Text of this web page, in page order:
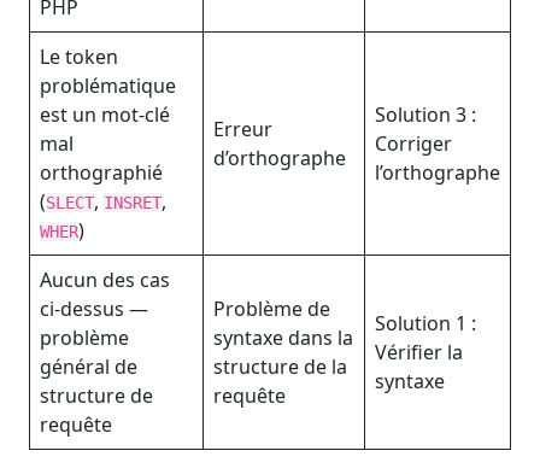
PHP
Le token
problématique
est un mot-clé
mal
orthographié
(SLECT, INSRET,
WHER)
Erreur
d’orthographe
Solution 3 :
Corriger
l’orthographe
Aucun des cas
ci-dessus —
problème
général de
structure de
requête
Problème de
syntaxe dans la
structure de la
requête
Solution 1 :
Vérifier la
syntaxe